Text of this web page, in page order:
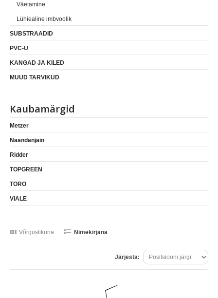
Väetamine
Lühiealine imbvoolik
SUBSTRAADID
PVC-U
KANGAD JA KILED
MUUD TARVIKUD
Kaubamärgid
Metzer
Naandanjain
Ridder
TOPGREEN
TORO
VIALE
Võrgustikuna Nimekirjana
Järjesta: